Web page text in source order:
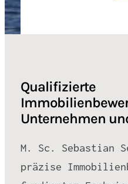
Qualifizierte
Unternehmen
M. Sc. Sebastian
präzise